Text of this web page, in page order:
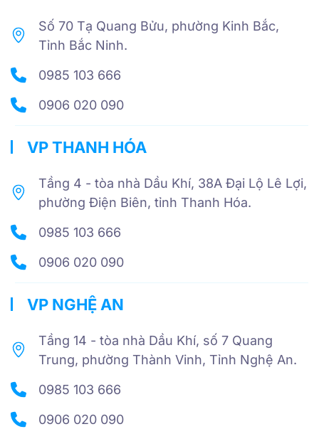
Số 70 Tạ Quang Bửu, phường Kinh Bắc,
Tỉnh Bắc Ninh.
0985 103 666
0906 020 090
VP THANH HÓA
Tầng 4 - tòa nhà Dầu Khí, 38A Đại Lộ Lê Lợi,
phường Điện Biên, tỉnh Thanh Hóa.
0985 103 666
0906 020 090
VP NGHỆ AN
Tầng 14 - tòa nhà Dầu Khí, số 7 Quang
Trung, phường Thành Vinh, Tỉnh Nghệ An.
0985 103 666
0906 020 090